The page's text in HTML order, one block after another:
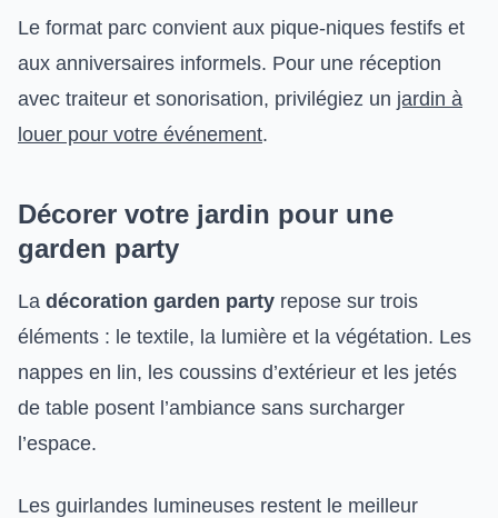
Le format parc convient aux pique-niques festifs et
aux anniversaires informels. Pour une réception
avec traiteur et sonorisation, privilégiez un jardin à
louer pour votre événement.
Décorer votre jardin pour une
garden party
La décoration garden party repose sur trois
éléments : le textile, la lumière et la végétation. Les
nappes en lin, les coussins d’extérieur et les jetés
de table posent l’ambiance sans surcharger
l’espace.
Les guirlandes lumineuses restent le meilleur